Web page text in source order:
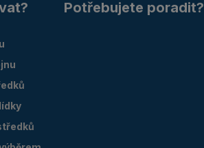
Potřebujete poradit?